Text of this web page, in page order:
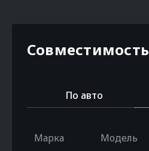
Совместимость
По авто
Марка Модель